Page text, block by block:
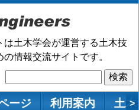
は土木学会が運営する土木技
の情報交流サイトです。
索
ージ 利用案内 土 >